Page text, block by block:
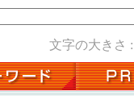
文字の大きさ :